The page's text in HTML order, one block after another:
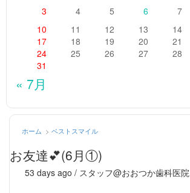
3
4 5 6 7
10
11 12 13 14
17
18 19 20 21
24
25 26 27 28
31
« 7月
ホーム > ベストスマイル
お友達💕(6月①)
53 days ago / スタッフ@おおつか歯科医院